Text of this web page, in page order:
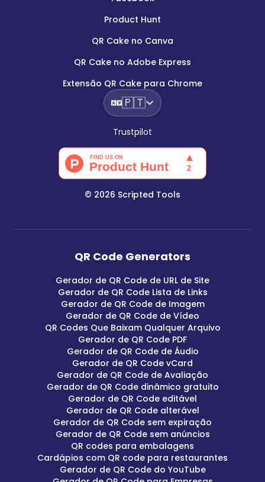
Product Hunt
QR Cake no Canva
QR Cake no Adobe Express
Extensão QR Cake para Chrome
🇵🇹
Trustpilot
© 2026 Scripted Tools
QR Code Generators
Gerador de QR Code de URL de Site
Gerador de QR Code Lista de Links
Gerador de QR Code de Imagem
Gerador de QR Code de Vídeo
QR Codes Que Baixam Qualquer Arquivo
Gerador de QR Code PDF
Gerador de QR Code de Áudio
Gerador de QR Code vCard
Gerador de QR Code de Avaliação
Gerador de QR Code dinâmico gratuito
Gerador de QR Code editável
Gerador de QR Code alterável
Gerador de QR Code sem expiração
Gerador de QR Code sem anúncios
QR codes para embalagens
Cardápios com QR code para restaurantes
Gerador de QR Code do YouTube